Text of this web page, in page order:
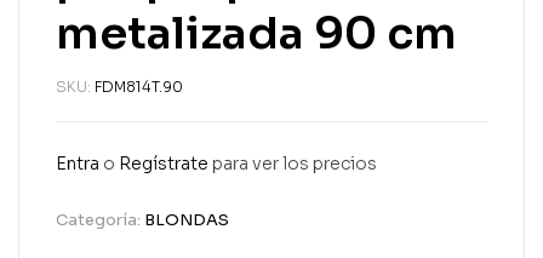
metalizada 90 cm
SKU: FDM814T.90
Entra o Regístrate para ver los precios
Categoría: BLONDAS